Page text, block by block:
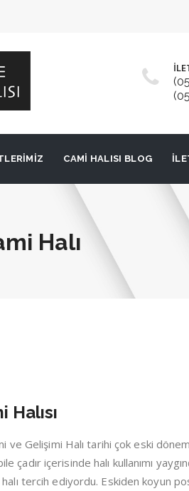
CAMI HALISI BLOG
Halı
Halısı
ve Gelişimi Halı tarihi çok eski
çadır içerisinde halı kullanımı
tercih ediyordu. Eskiden koyun